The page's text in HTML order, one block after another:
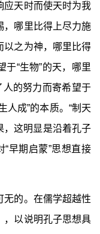
应天时而使天时为我
，哪里比得上尽力施
以之为神，哪里比得
于“生物”的天，哪里
人的努力而寄希望于
人成”的本质。“制天
，这明显是沿着孔子
“早期启蒙”思想直接
的。在儒学超越性
，以说明孔子思想具